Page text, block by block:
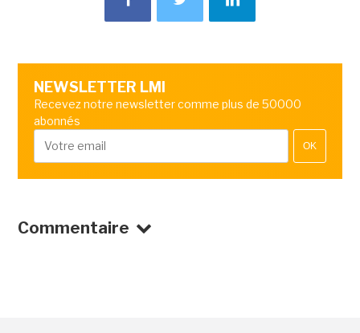
NEWSLETTER LMI
Recevez notre newsletter comme plus de 50000
abonnés
OK
Commentaire